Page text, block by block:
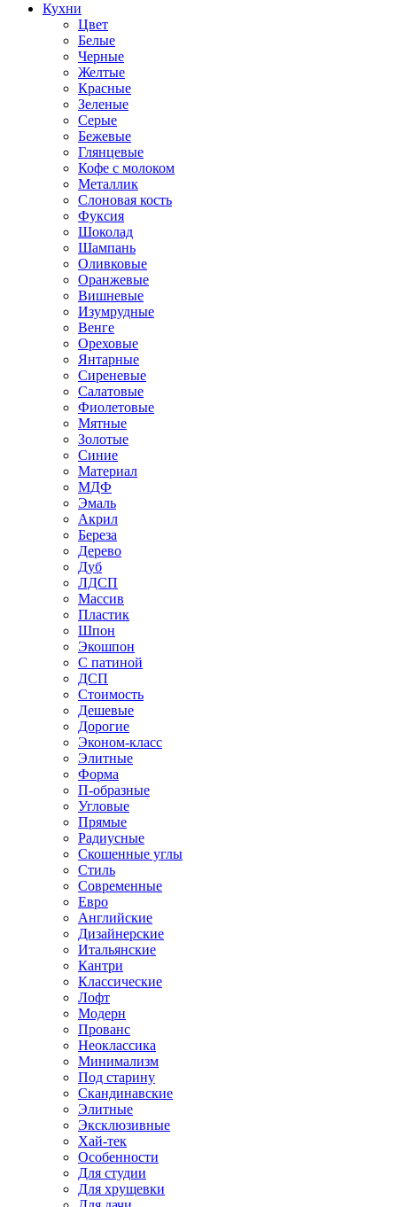
Кухни
Цвет
Белые
Черные
Желтые
Красные
Зеленые
Серые
Бежевые
Глянцевые
Кофе с молоком
Металлик
Слоновая кость
Фуксия
Шоколад
Шампань
Оливковые
Оранжевые
Вишневые
Изумрудные
Венге
Ореховые
Янтарные
Сиреневые
Салатовые
Фиолетовые
Мятные
Золотые
Синие
Материал
МДФ
Эмаль
Акрил
Береза
Дерево
Дуб
ЛДСП
Массив
Пластик
Шпон
Экошпон
С патиной
ДСП
Стоимость
Дешевые
Дорогие
Эконом-класс
Элитные
Форма
П-образные
Угловые
Прямые
Радиусные
Скошенные углы
Стиль
Современные
Евро
Английские
Дизайнерские
Итальянские
Кантри
Классические
Лофт
Модерн
Прованс
Неоклассика
Минимализм
Под старину
Скандинавские
Элитные
Эксклюзивные
Хай-тек
Особенности
Для студии
Для хрущевки